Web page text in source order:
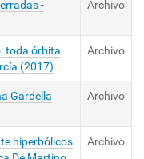
-
Archivo
toda órbita
(2017)
Archivo
Gardella
Archivo
hiperbólicos
Archivo